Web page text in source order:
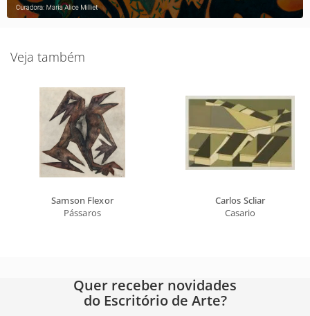
Veja também
Samson Flexor
Pássaros
Carlos Scliar
Casario
Quer receber novidades
do Escritório de Arte?